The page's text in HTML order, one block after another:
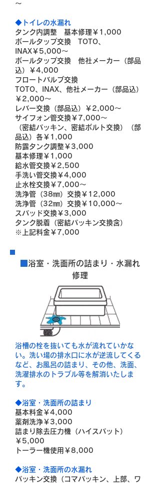
～
◆トイレの水漏れ
タンク内調整 基本修理￥1,000
ボールタップ交換 TOTO、
INAX￥5,000～
ボールタップ交換 他社メーカー（部品
込）￥4,000
フロートバルブ交換
TOTO、INAX、他社メーカー（部品込）
￥2,000～
レバー交換（部品込）￥2,000～
サイフォン管交換￥7,000～
（密結パッキン、密結ボルト交換）（部
品込）各￥1,000
防露タンク調整￥3,000
基本修理￥1,000
給水管交換￥2,500
手洗い管交換￥4,000
止水栓交換￥7,000～
洗浄管（38㎜）交換￥12,000
洗浄管（32㎜）交換￥10,000～
スパッド交換￥3,000
タンク脱着（密結パッキン交換含）
※上記料金￥7,000
浴室・洗面所の詰まり・水漏れ
修理
浴槽の栓を抜いても水が流れていかな
い。洗い場の排水口に水が逆流してくる
など、お風呂の詰まり、その他、洗面、
洗濯排水のトラブル等を解消いたしま
す。
◆浴室・洗面所の詰まり
基本料金￥4,000
薬剤洗浄￥3,000
詰まり除去圧力機（ハイスパット）
￥5,000
トーラー機使用￥8,000
◆浴室・洗面所の水漏れ
パッキン交換（コマパッキン、上部、ワ